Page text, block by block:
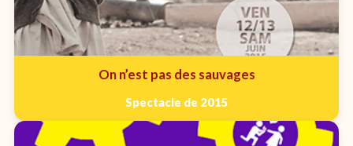
On n’est pas des sauvages
Spectacle de 2015